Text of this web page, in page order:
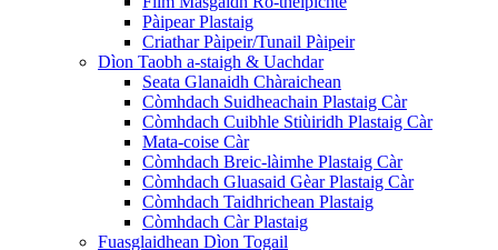
Pàipear Plastaig
Criathar Pàipeir/Tunail Pàipeir
Dìon Taobh a-staigh & Uachdar
Seata Glanaidh Chàraichean
Còmhdach Suidheachain Plastaig Càr
Còmhdach Cuibhle Stiùiridh Plastaig Càr
Mata-coise Càr
Còmhdach Breic-làimhe Plastaig Càr
Còmhdach Gluasaid Gèar Plastaig Càr
Còmhdach Taidhrichean Plastaig
Còmhdach Càr Plastaig
Fuasglaidhean Dìon Togail